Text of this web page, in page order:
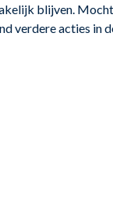
blijven.
verdere acties in